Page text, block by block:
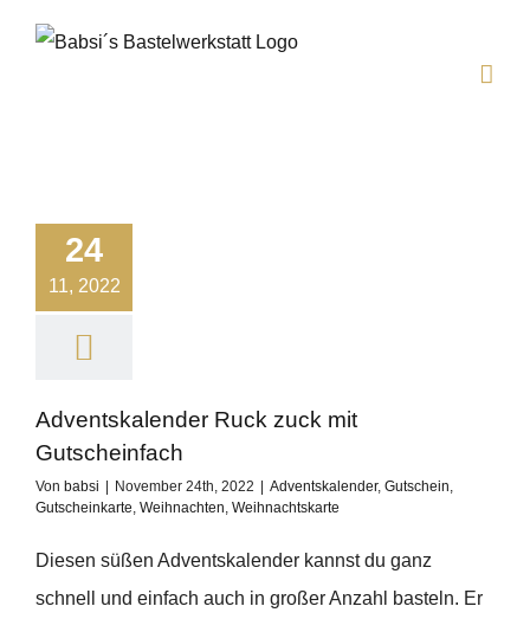
24
11, 2022
Adventskalender Ruck zuck mit
Gutscheinfach
Von babsi November 24th, 2022 Adventskalender, Gutschein,
Gutscheinkarte, Weihnachten, Weihnachtskarte
Diesen süßen Adventskalender kannst du ganz
schnell und einfach auch in großer Anzahl basteln. Er